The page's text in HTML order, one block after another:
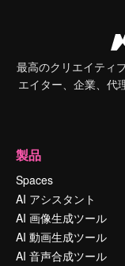
最高のクリエイティ
エイター、企業、代
製品
Spaces
AI アシスタント
AI 画像生成ツール
AI 動画生成ツール
AI 音声合成ツール